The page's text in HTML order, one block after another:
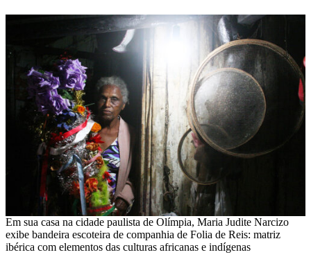
Em sua casa na cidade paulista de Olímpia, Maria Judite Narcizo
exibe bandeira escoteira de companhia de Folia de Reis: matriz
ibérica com elementos das culturas africanas e indígenas